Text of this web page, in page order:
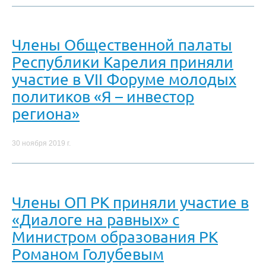
Члены Общественной палаты
Республики Карелия приняли
участие в VII Форуме молодых
политиков «Я – инвестор
региона»
30 ноября 2019 г.
Члены ОП РК приняли участие в
«Диалоге на равных» с
Министром образования РК
Романом Голубевым